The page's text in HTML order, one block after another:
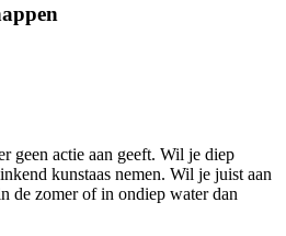
geen actie aan geeft. Wil je diep
kunstaas nemen. Wil je juist aan
de zomer of in ondiep water dan